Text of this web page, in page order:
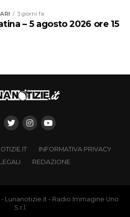
3 giorni fa
– 5 agosto 2026 ore 15
INFORMATIVA PRIVACY
REDAZIONE
Lunanotizie.it - Radio Immagine Uno
S.r.l.